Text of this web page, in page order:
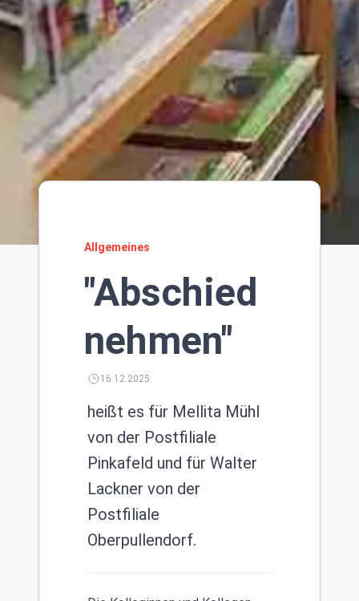
Allgemeines
"Abschied
nehmen"
16.12.2025
heißt es für Mellita Mühl
von der Postfiliale
Pinkafeld und für Walter
Lackner von der
Postfiliale
Oberpullendorf.